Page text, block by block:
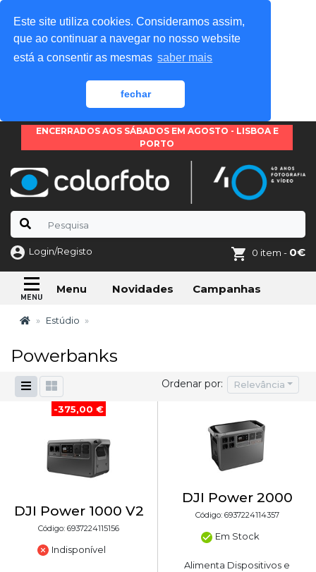
Este site utiliza cookies. Consideramos assim,
que ao continuar a navegar no nosso website
está a consentir as mesmas saber mais
fechar
ENCERRADOS AOS SÁBADOS EM AGOSTO - LISBOA E
PORTO
Login/Registo 0 item - 0€
Menu Novidades Campanhas
Estúdio
Powerbanks
Ordenar por: Relevância
-375,00 €
DJI Power 1000 V2
Código: 6937224115156
Indisponível
DJI Power 2000
Código: 6937224114357
Em Stock
Alimenta Dispositivos e